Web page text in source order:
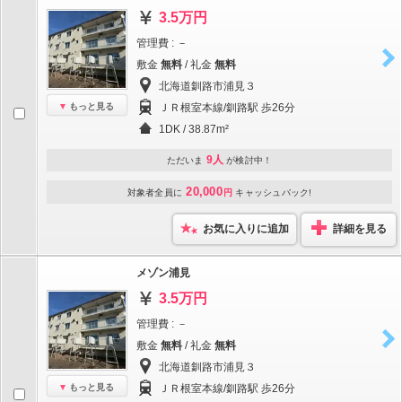
もっと見る
3.5万円
管理費 : －
敷金 無料 / 礼金 無料
北海道釧路市浦見３
ＪＲ根室本線/釧路駅 歩26分
1DK / 38.87m²
ただいま 9人 が検討中！
対象者全員に 20,000 円 キャッシュバック!
お気に入りに追加 詳細を見る
もっと見る
メゾン浦見
3.5万円
管理費 : －
敷金 無料 / 礼金 無料
北海道釧路市浦見３
ＪＲ根室本線/釧路駅 歩26分